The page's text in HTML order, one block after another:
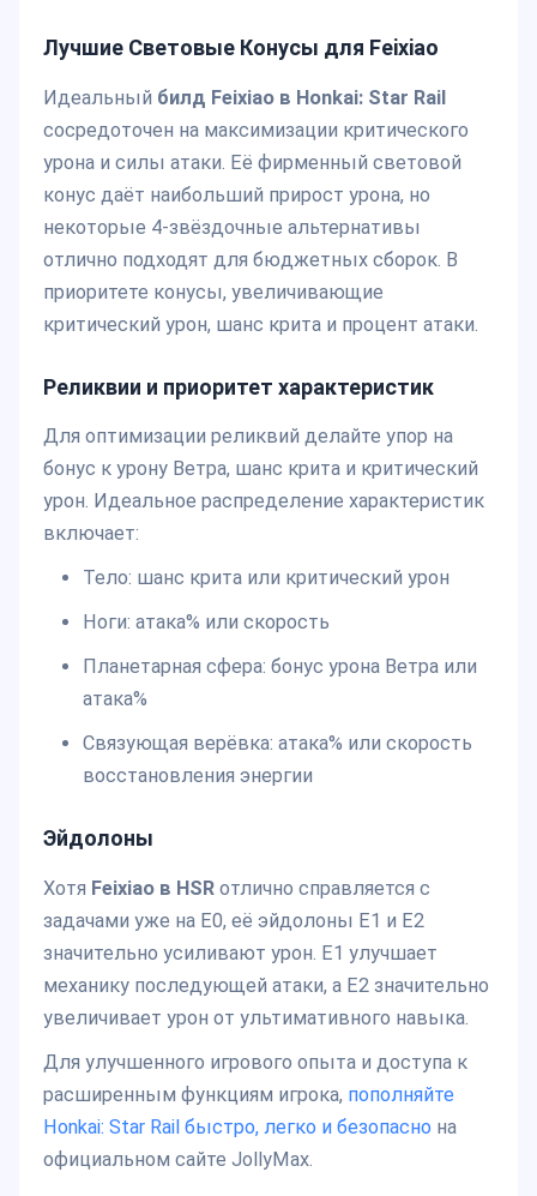
Лучшие Световые Конусы для Feixiao
Идеальный билд Feixiao в Honkai: Star Rail
сосредоточен на максимизации критического
урона и силы атаки. Её фирменный световой
конус даёт наибольший прирост урона, но
некоторые 4-звёздочные альтернативы
отлично подходят для бюджетных сборок. В
приоритете конусы, увеличивающие
критический урон, шанс крита и процент атаки.
Реликвии и приоритет характеристик
Для оптимизации реликвий делайте упор на
бонус к урону Ветра, шанс крита и критический
урон. Идеальное распределение характеристик
включает:
Тело: шанс крита или критический урон
Ноги: атака% или скорость
Планетарная сфера: бонус урона Ветра или
атака%
Связующая верёвка: атака% или скорость
восстановления энергии
Эйдолоны
Хотя Feixiao в HSR отлично справляется с
задачами уже на E0, её эйдолоны E1 и E2
значительно усиливают урон. E1 улучшает
механику последующей атаки, а E2 значительно
увеличивает урон от ультимативного навыка.
Для улучшенного игрового опыта и доступа к
расширенным функциям игрока, пополняйте
Honkai: Star Rail быстро, легко и безопасно на
официальном сайте JollyMax.